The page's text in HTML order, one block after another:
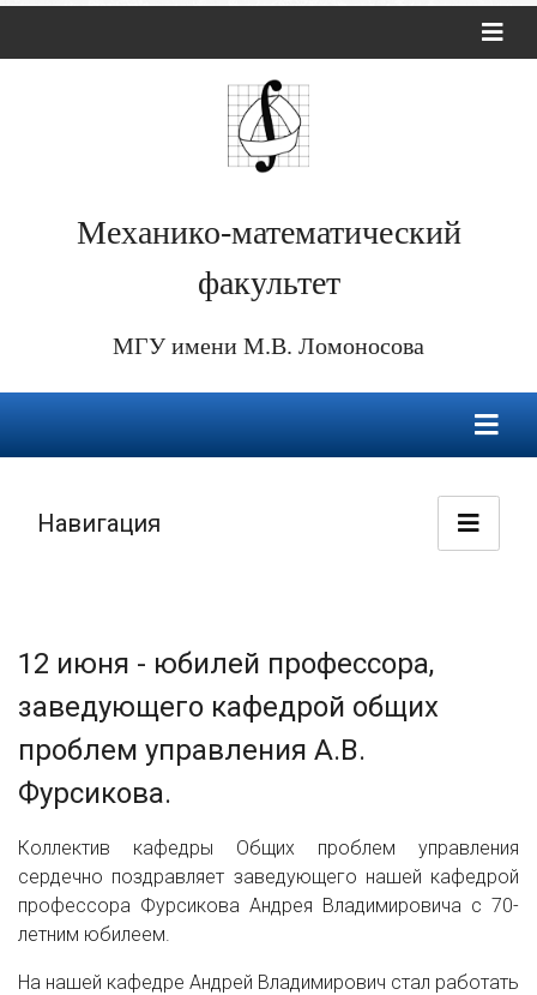
Механико-математический
факультет
МГУ имени М.В. Ломоносова
Навигация
12 июня - юбилей профессора,
заведующего кафедрой общих
проблем управления А.В.
Фурсикова.
Коллектив кафедры Общих проблем управления
сердечно поздравляет заведующего нашей кафедрой
профессора Фурсикова Андрея Владимировича с 70-
летним юбилеем.
На нашей кафедре Андрей Владимирович стал работать